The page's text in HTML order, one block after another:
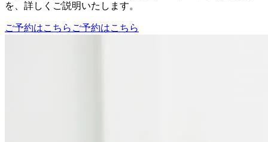
を、詳しくご説明いたします。
ご予約はこちら ご予約はこちら